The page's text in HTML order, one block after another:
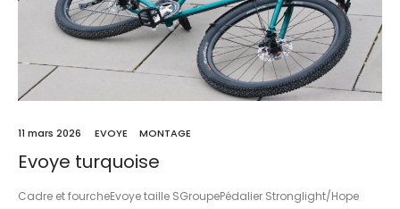
11 mars 2026 EVOYE MONTAGE
Evoye turquoise
Cadre et fourcheEvoye taille SGroupePédalier Stronglight/Hope